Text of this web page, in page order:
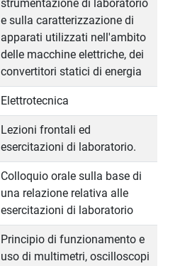
strumentazione di laboratorio
e sulla caratterizzazione di
apparati utilizzati nell'ambito
delle macchine elettriche, dei
convertitori statici di energia
Elettrotecnica
Lezioni frontali ed
esercitazioni di laboratorio.
Colloquio orale sulla base di
una relazione relativa alle
esercitazioni di laboratorio
Principio di funzionamento e
uso di multimetri, oscilloscopi